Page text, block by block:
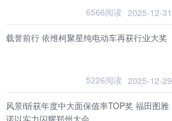
6566阅读 2025-12-31
载誉前行 依维柯聚星纯电动车再获行业大奖
5226阅读 2025-12-29
风景i斩获年度中大面保值率TOP奖 福田图雅